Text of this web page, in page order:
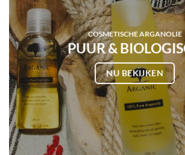
COSMETISCHE ARGANOLIE
PUUR &
NU BEKIJKEN